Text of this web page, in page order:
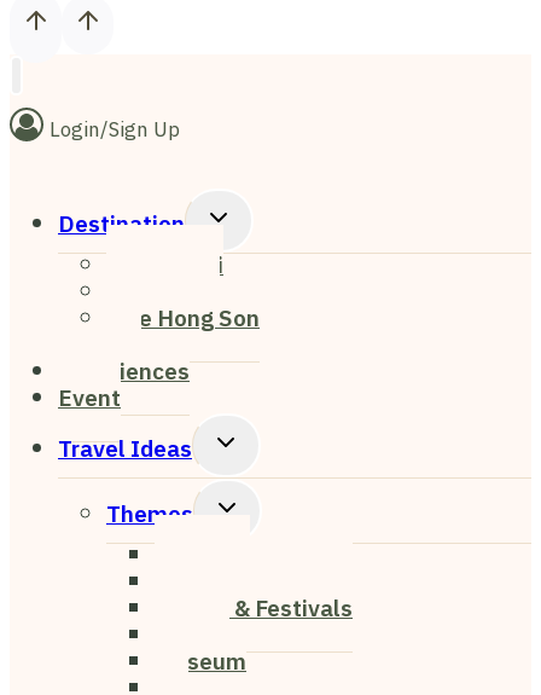
Login/Sign Up
Destination Toggle
Menu
Chiang Mai
Mae Hong Son
Experiences
Event
Travel Ideas
Toggle
Menu
Themes Toggle
Events & Festivals
Museum